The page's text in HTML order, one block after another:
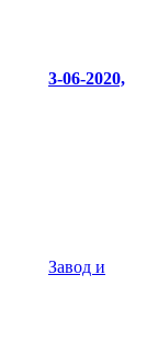
3-06-2020,
Завод и